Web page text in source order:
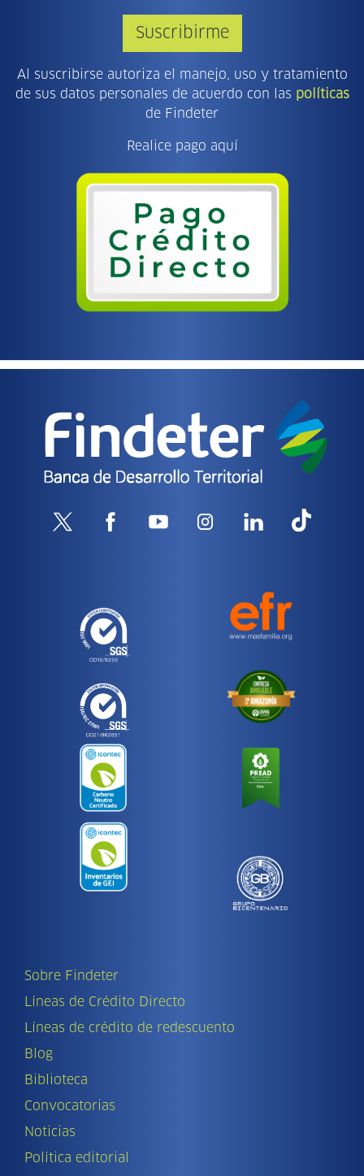
Suscribirme
Al suscribirse autoriza el manejo, uso y tratamiento
de sus datos personales de acuerdo con las políticas
de Findeter
Realice pago aquí
Sobre Findeter
Líneas de Crédito Directo
Líneas de crédito de redescuento
Blog
Biblioteca
Convocatorias
Noticias
Política editorial